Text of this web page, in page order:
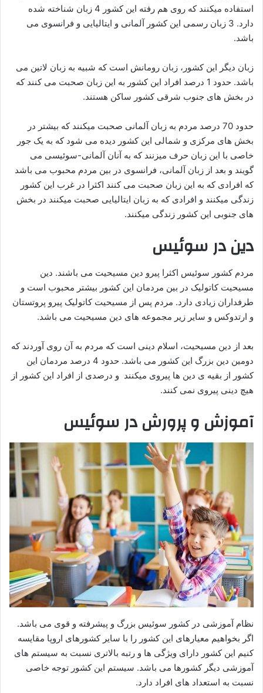
استفاده میکنند که روی هم رفته این کشور 4 زبان شناخته شده
دارد. 3 زبان رسمی این کشور آلمانی و ایتالیایی و فرانسوی می
باشد.
زبان دیگر این کشور، زبان رومانش است که شبیه به زبان لاتین می
باشد. حدود 1 درصد افراد این کشور به این زبان صحبت می کنند که
در بخش های جنوب شرقی کشور ساکن هستند.
حدود 70 درصد مردم به زبان آلمانی صحبت میکنند که بیشتر در
بخش های مرکزی و شمالی این کشور دیده می شود که به یک جور
خاصی با این زبان حرف میزنند که به آنان آلمانی-سوئیسی می
گویند و بعد از زبان آلمانی، فرانسوی در بین مردم محبوب می باشد
که افرادی که به این زبان صحبت می کنند اکثرا در غرب این کشور
زندگی میکنند و افرادی که به زبان ایتالیایی صحبت میکنند در بخش
های جنوبی این کشور زندگی میکنند.
دین در سوئیس
مردم کشور سوئیس اکثرا پیرو دین مسیحیت می باشند. دین
مسیحیت کاتولیک در بین مردمان این کشور بیشتر محبوب است و
طرفداران زیادی دارد. مردم پس از مسیحیت کاتولیک پیرو پروتستان
و ارتدوکس و سایر زیر مجموعه های دین مسیحیت می باشد.
بعد از دین مسیحیت، اسلام دینی است که مردم به آن روی آوردند که
دومین دین بزرگ این کشور می باشد. حدود 4 درصد مردمان این
کشور از بقیه ی دین ها پیروی میکنند و درصدی از افراد این کشور از
هیچ دینی پیروی نمی کنند.
آموزش و پرورش در سوئیس
نظام آموزشی در کشور سوئیس بزرگ و پیشرفته و قوی می باشد.
اگر بخواهیم معیارهای این کشور را با سایر کشورهای اروپا مقایسه
کنیم این کشور دارای ویژگی ها و رتبه بالاتری نسبت به سیستم های
آموزشی دیگر کشورها می باشد. سیستم این کشور توجه خاصی
نسبت به استعداد های افراد دارد.